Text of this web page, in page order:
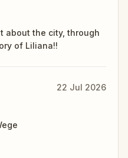
about the city, through
of Liliana!!
22 Jul 2026